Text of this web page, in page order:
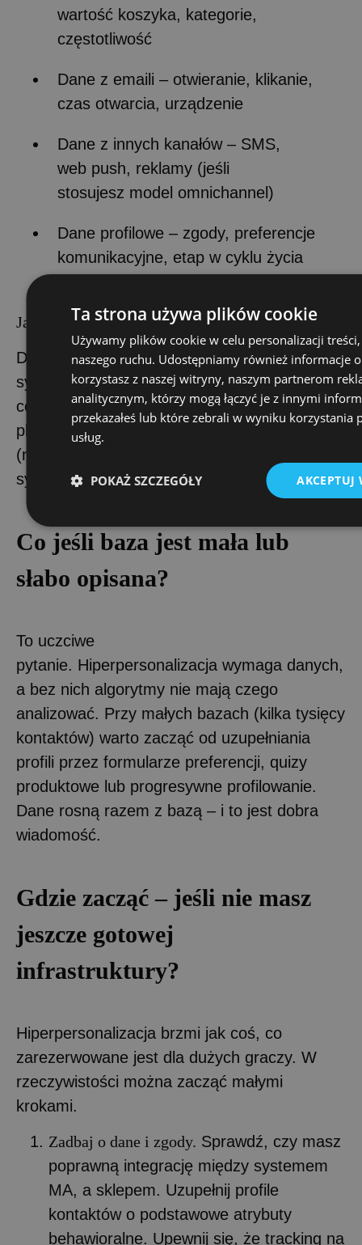
wartość koszyka, kategorie,
częstotliwość
Dane z emaili – otwieranie, klikanie,
czas otwarcia, urządzenie
Dane z innych kanałów – SMS,
web push, reklamy (jeśli
stosujesz model omnichannel)
Dane profilowe – zgody, preferencje
komunikacyjne, etap w cyklu życia
Jak integrować:
Dane muszą trafiać do jednego miejsca –
systemu MA lub CRM, który pełni rolę
centrum dowodzenia. Kluczowe integracje to:
platforma e-commerce
(np. Shopify, WooCommerce, Magento) ↔
system MA ↔ narzędzia reklamowe.
Co jeśli baza jest mała lub
słabo opisana?
To uczciwe
pytanie. Hiperpersonalizacja wymaga danych,
a bez nich algorytmy nie mają czego
analizować. Przy małych bazach (kilka tysięcy
kontaktów) warto zacząć od uzupełniania
profili przez formularze preferencji, quizy
produktowe lub progresywne profilowanie.
Dane rosną razem z bazą – i to jest dobra
wiadomość.
Gdzie zacząć – jeśli nie masz
jeszcze gotowej
infrastruktury?
Hiperpersonalizacja brzmi jak coś, co
zarezerwowane jest dla dużych graczy. W
rzeczywistości można zacząć małymi
krokami.
Zadbaj o dane i zgody. Sprawdź, czy masz
poprawną integrację między systemem
MA, a sklepem. Uzupełnij profile
kontaktów o podstawowe atrybuty
behawioralne. Upewnij się, że tracking na
Ta strona używa plików cookie
Używamy plików cookie w celu personalizacji
naszego ruchu. Udostępniamy również informacje
korzystasz z naszej witryny, naszym partnerom
analitycznym, którzy mogą łączyć je z innymi
przekazałeś lub które zebrali w wyniku korzystania
usług.
AKCEPTUJ
POKAŻ SZCZEGÓŁY